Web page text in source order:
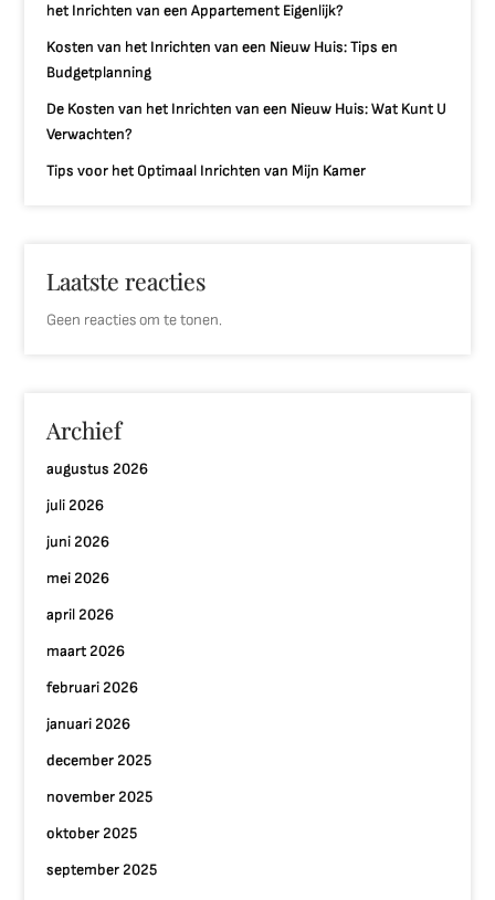
het Inrichten van een Appartement Eigenlijk?
Kosten van het Inrichten van een Nieuw Huis: Tips en
Budgetplanning
De Kosten van het Inrichten van een Nieuw Huis: Wat Kunt U
Verwachten?
Tips voor het Optimaal Inrichten van Mijn Kamer
Laatste reacties
Geen reacties om te tonen.
Archief
augustus 2026
juli 2026
juni 2026
mei 2026
april 2026
maart 2026
februari 2026
januari 2026
december 2025
november 2025
oktober 2025
september 2025